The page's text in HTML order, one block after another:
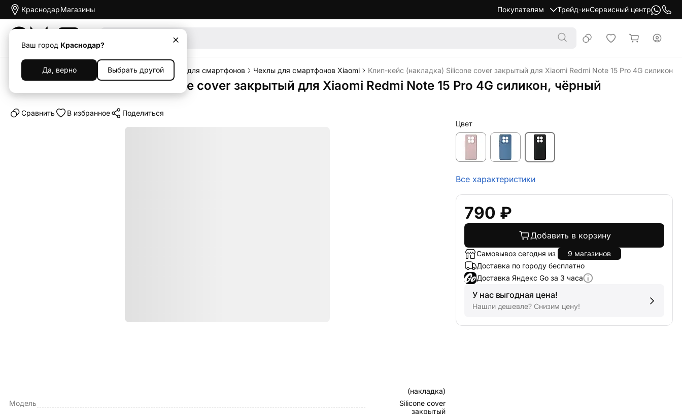
Краснодар
Ваш город Краснодар?
Да, верно Выбрать другой
Магазины Покупателям Трейд-инСервисный центр
Каталог Аксессуары Чехлы Чехлы для смартфонов Чехлы для смартфонов Xiaomi Клип-кейс (накладка) Silicone cover закрытый для Xiaomi Redmi Note 15 Pro 4G силикон,
Клип-кейс (накладка) Silicone cover закрытый для Xiaomi Redmi Note 15 Pro 4G силикон, чёрный
Cравнить В избранное Поделиться
(накладка)
Модель
Silicone cover
закрытый
790 ₽
Добавить в корзину
Самовывоз сегодня из
9 магазинов
Доставка по городу бесплатно
Доставка Яндекс Go за 3 часа
У нас выгодная цена!
Нашли дешевле? Снизим цену!